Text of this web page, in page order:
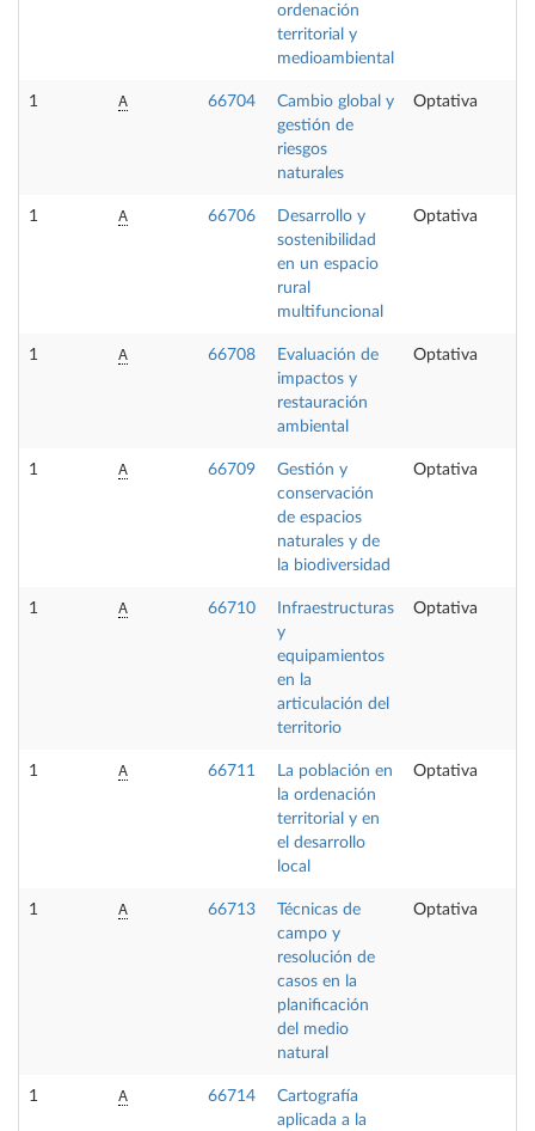
ordenación
territorial y
medioambiental
1 A 66704
Cambio global y
gestión de
riesgos
naturales
Optativa
1 A 66706
Desarrollo y
sostenibilidad
en un espacio
rural
multifuncional
Optativa
1 A 66708
Evaluación de
impactos y
restauración
ambiental
Optativa
1 A 66709
Gestión y
conservación
de espacios
naturales y de
la biodiversidad
Optativa
1 A 66710
Infraestructuras
y
equipamientos
en la
articulación del
territorio
Optativa
1 A 66711
La población en
la ordenación
territorial y en
el desarrollo
local
Optativa
1 A 66713
Técnicas de
campo y
resolución de
casos en la
planificación
del medio
natural
Optativa
1 A 66714
Cartografía
aplicada a la